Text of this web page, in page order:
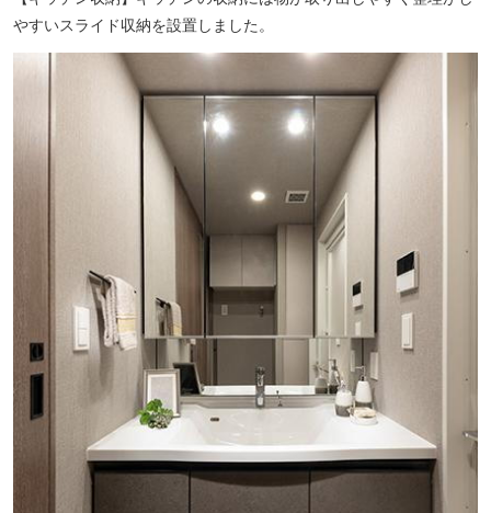
やすいスライド収納を設置しました。